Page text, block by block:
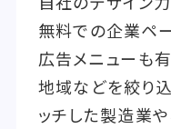
無料での企業ペ
広告メニューも有
地域などを絞り
ッチした製造業